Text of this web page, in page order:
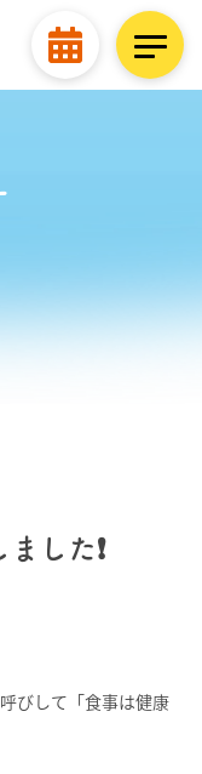
した❗️
びして「食事は健康